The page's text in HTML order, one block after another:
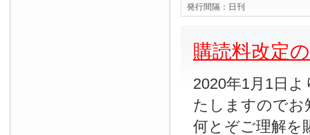
発行間隔： 日刊
購読料改定
2020年1月1日
たしますのでお
何とぞご理解を